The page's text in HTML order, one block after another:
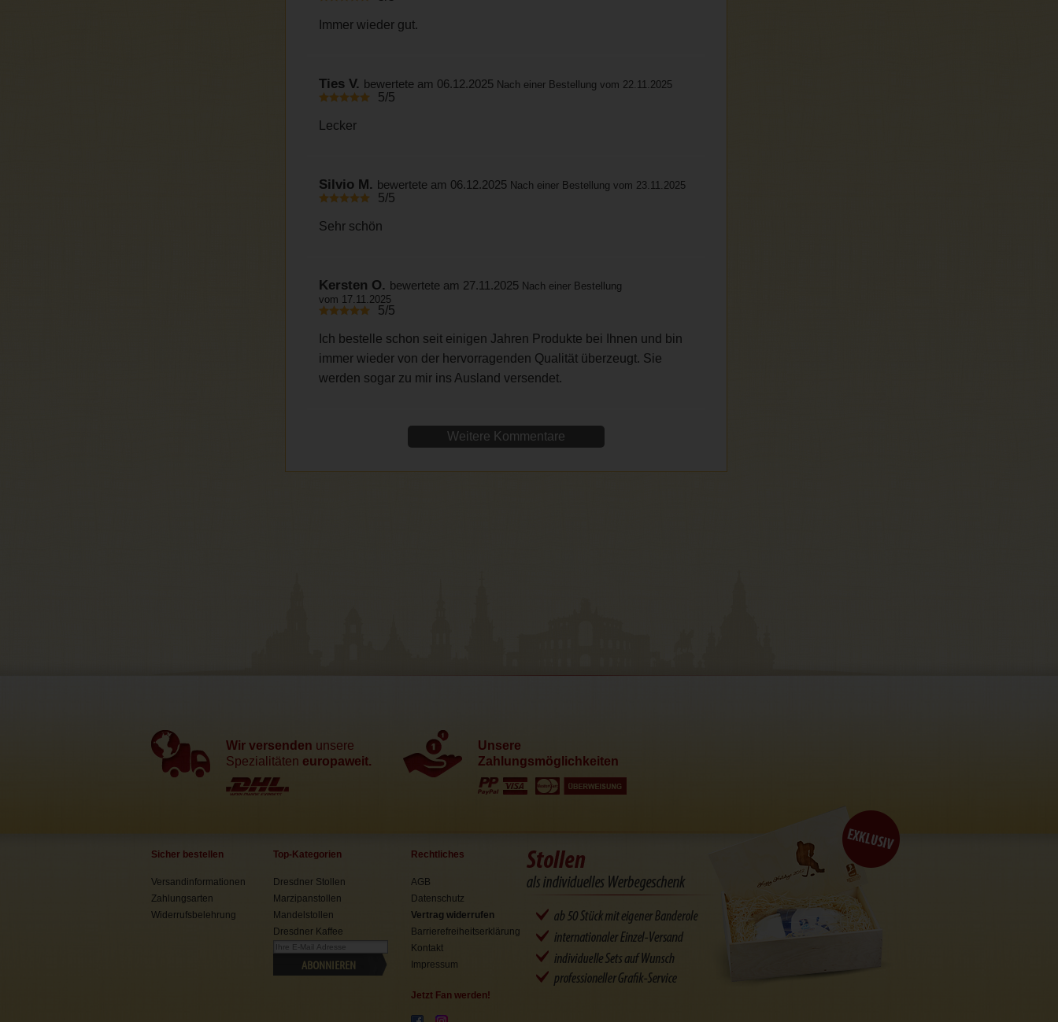
Immer wieder gut.
Ties V. bewertete am 06.12.2025 Nach einer Bestellung vom 22.11.2025
5/5
Lecker
Silvio M. bewertete am 06.12.2025 Nach einer Bestellung vom 23.11.2025
5/5
Sehr schön
Kersten O. bewertete am 27.11.2025 Nach einer Bestellung
vom 17.11.2025
5/5
Ich bestelle schon seit einigen Jahren Produkte bei Ihnen und bin
immer wieder von der hervorragenden Qualität überzeugt. Sie
werden sogar zu mir ins Ausland versendet.
Weitere Kommentare
Wir versenden unsere
Spezialitäten europaweit.
Unsere
Zahlungsmöglichkeiten
Sicher bestellen
Versandinformationen
Zahlungsarten
Widerrufsbelehrung
Top-Kategorien
Dresdner Stollen
Marzipanstollen
Mandelstollen
Dresdner Kaffee
ABONNIEREN
Rechtliches
AGB
Datenschutz
Vertrag widerrufen
Barrierefreiheitserklärung
Kontakt
Impressum
Jetzt Fan werden!